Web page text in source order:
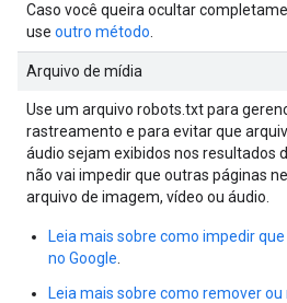
Caso você queira ocultar
use outro método
Arquivo de mídia
Use um arquivo robots.txt para
rastreamento e para evitar que
áudio sejam exibidos nos resultados
não vai impedir que outras páginas
arquivo de imagem, vídeo ou áudio.
Leia mais sobre como impedir
no Google
Leia mais sobre como remover